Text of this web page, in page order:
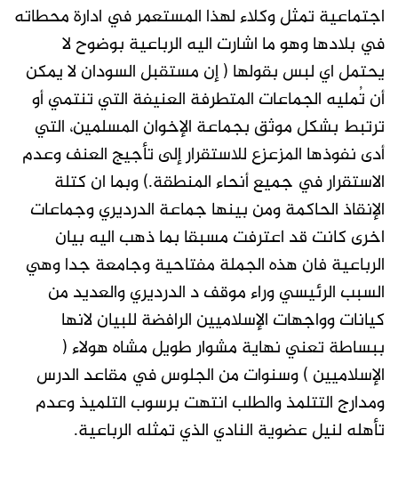
اجتماعية تمثل وكلاء لهذا المستعمر في ادارة محطاته
في بلادها وهو ما اشارت اليه الرباعية بوضوح لا
يحتمل اي لبس بقولها ( إن مستقبل السودان لا يمكن
أن تُمليه الجماعات المتطرفة العنيفة التي تنتمي أو
ترتبط بشكل موثق بجماعة الإخوان المسلمين، التي
أدى نفوذها المزعزع للاستقرار إلى تأجيج العنف وعدم
الاستقرار في جميع أنحاء المنطقة.) وبما ان كتلة
الإنقاذ الحاكمة ومن بينها جماعة الدرديري وجماعات
اخرى كانت قد اعترفت مسبقا بما ذهب اليه بيان
الرباعية فان هذه الجملة مفتاحية وجامعة جدا وهي
السبب الرئيسي وراء موقف د الدرديري والعديد من
كيانات وواجهات الإسلاميين الرافضة للبيان لانها
ببساطة تعني نهاية مشوار طويل مشاه هولاء (
الإسلاميين ) وسنوات من الجلوس في مقاعد الدرس
ومدارج التتلمذ والطلب انتهت برسوب التلميذ وعدم
تأهله لنيل عضوية النادي الذي تمثله الرباعية.